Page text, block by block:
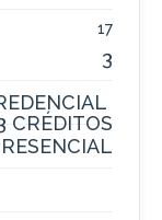
17
3
CRÉDITOS